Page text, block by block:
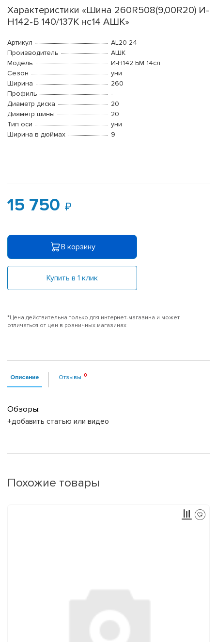
Характеристики «Шина 260R508(9,00R20) И-
Н142-Б 140/137К нс14 АШК»
Артикул
AL20-24
Производитель
АШК
Модель
И-Н142 БМ 14сл
Сезон
уни
Ширина
260
Профиль
-
Диаметр диска
20
Диаметр шины
20
Тип оси
уни
Ширина в дюймах
9
15 750
В корзину
Купить в 1 клик
*Цена действительна только для интернет-магазина и может
отличаться от цен в розничных магазинах
Описание Отзывы
Обзоры:
+добавить статью или видео
Похожие товары